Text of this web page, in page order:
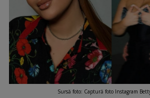
Sursă foto: Captură foto Instagram